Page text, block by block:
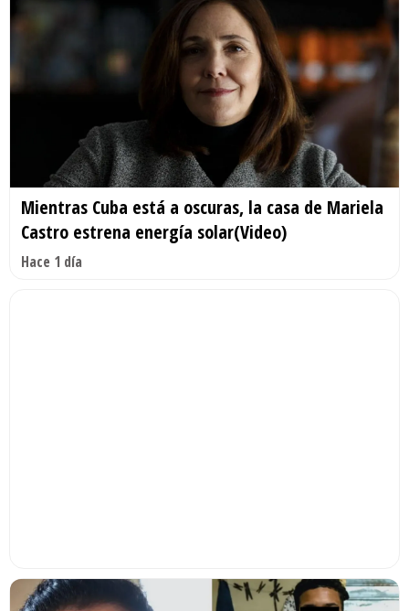
Mientras Cuba está a oscuras, la casa de Mariela
Castro estrena energía solar(Video)
Hace 1 día